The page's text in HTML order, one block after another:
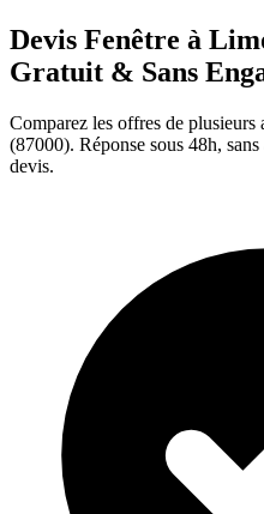
Devis Fenêtre à
Gratuit & Sans
Comparez les offres de plusieurs
(87000). Réponse sous 48h,
devis.